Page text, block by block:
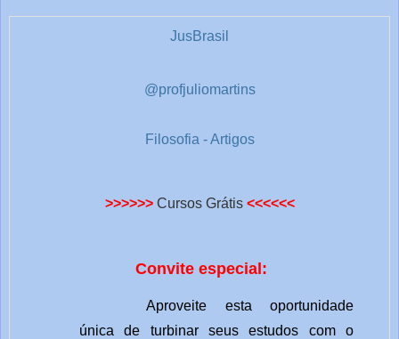
1
JusBrasil
@profjuliomartins
Filosofia - Artigos
>>>>>> Cursos Grátis <<<<<<
Convite especial:
Aproveite esta oportunidade
única de turbinar seus estudos com o